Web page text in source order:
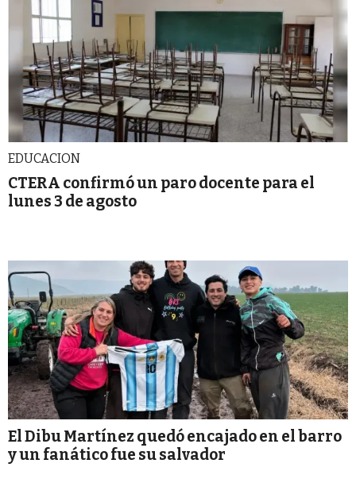
EDUCACION
CTERA confirmó un paro docente para el
lunes 3 de agosto
El Dibu Martínez quedó encajado en el barro
y un fanático fue su salvador